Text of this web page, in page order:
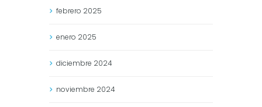
febrero 2025
enero 2025
diciembre 2024
noviembre 2024